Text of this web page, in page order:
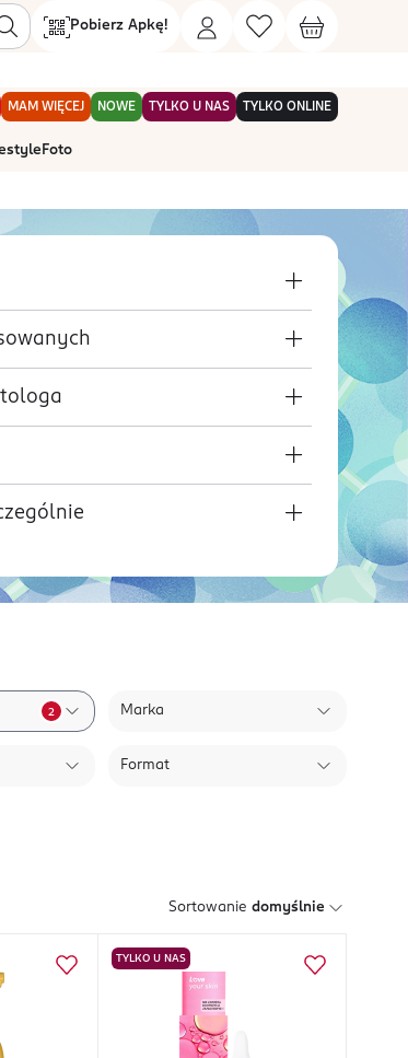
Pobierz Apkę!
MAM WIĘCEJ NOWE TYLKO U NAS TYLKO ONLINE
Foto
2 Marka
Format
Sortowanie domyślnie
TYLKO U NAS